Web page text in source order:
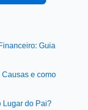
Guia
e como
Lugar do Pai?